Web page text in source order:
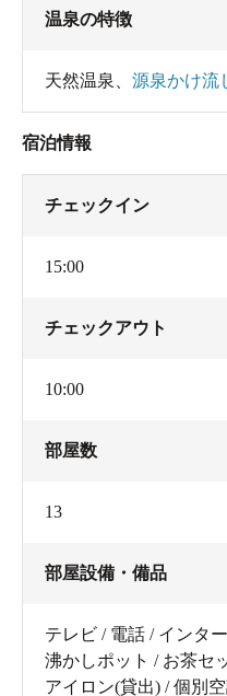
温泉の特徴
天然温泉 源泉かけ流
宿泊情報
チェックイン
15:00
チェックアウト
10:00
部屋数
13
部屋設備・備品
テレビ / 電話 / インタ
沸かしポット / お茶セ
アイロン(貸出) / 個別